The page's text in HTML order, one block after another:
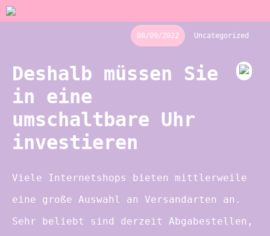
08/09/2022 Uncategorized
Deshalb müssen Sie
in eine
umschaltbare Uhr
investieren
Viele Internetshops bieten mittlerweile
eine große Auswahl an Versandarten an.
Sehr beliebt sind derzeit Abgabestellen,